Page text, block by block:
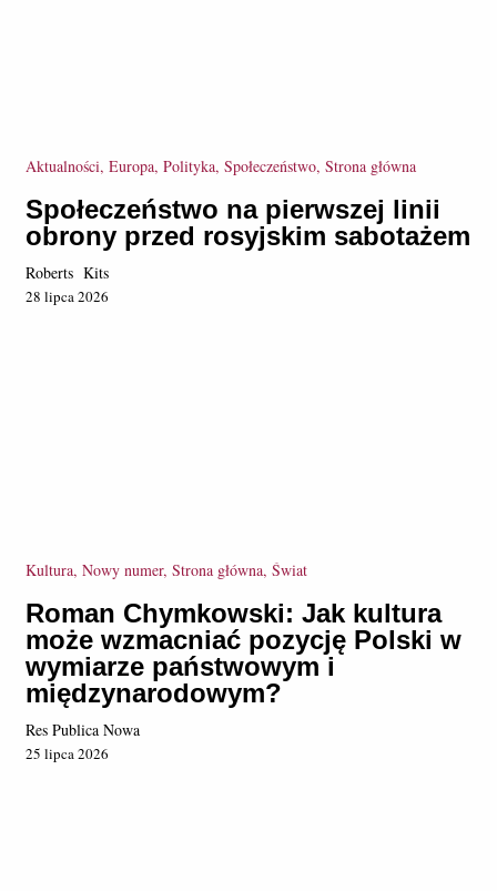
Aktualności, Europa, Polityka, Społeczeństwo, Strona główna
Społeczeństwo na pierwszej linii
obrony przed rosyjskim sabotażem
Roberts Kits
28 lipca 2026
Kultura, Nowy numer, Strona główna, Świat
Roman Chymkowski: Jak kultura
może wzmacniać pozycję Polski w
wymiarze państwowym i
międzynarodowym?
Res Publica Nowa
25 lipca 2026